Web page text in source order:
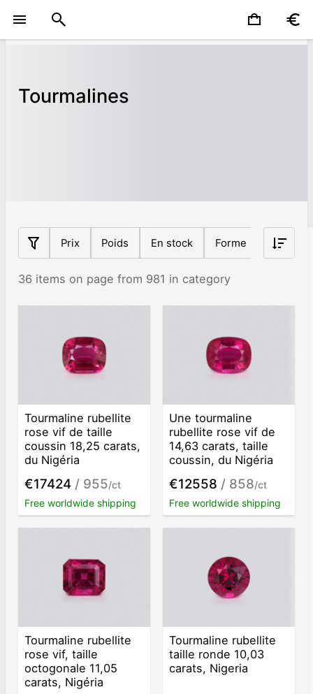
Tourmalines
Prix Poids En stock Forme Nigeria
36 items on page from 981 in category
Tourmaline rubellite
rose vif de taille
coussin 18,25 carats,
du Nigéria
€17424 / 955/ct
Free worldwide shipping
Une tourmaline
rubellite rose vif de
14,63 carats, taille
coussin, du Nigéria
€12558 / 858/ct
Free worldwide shipping
Tourmaline rubellite
rose vif, taille
octogonale 11,05
carats, Nigéria
Tourmaline rubellite
taille ronde 10,03
carats, Nigeria